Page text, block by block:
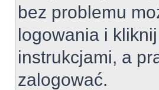
bez problemu
logowania i
instrukcjami, a
zalogować.